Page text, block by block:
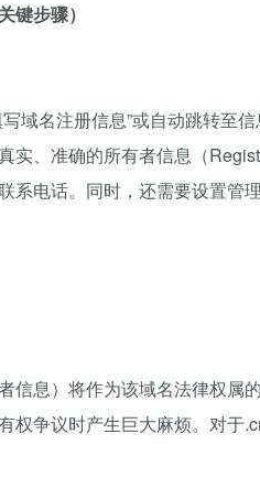
键步骤）
域名注册信息”或自动跳转至
实、准确的所有者信息（
系电话。同时，还需要设置管
信息）将作为该域名法律权属
权争议时产生巨大麻烦。对于